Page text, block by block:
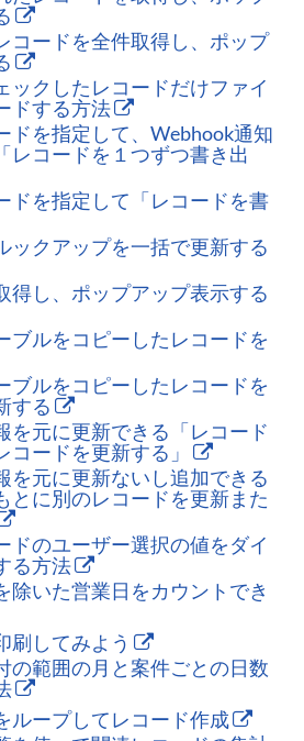
コードを全件取得し、ポップ
ックしたレコードだけファイ
ドする方法
ドを指定して、Webhook通知
レコードを１つずつ書き出
ドを指定して「レコードを書
ックアップを一括で更新する
得し、ポップアップ表示する
ブルをコピーしたレコードを
ブルをコピーしたレコードを
する
を元に更新できる「レコード
コードを更新する」
を元に更新ないし追加できる
とに別のレコードを更新また
ドのユーザー選択の値をダイ
る方法
除いた営業日をカウントでき
刷してみよう
の範囲の月と案件ごとの日数
ループしてレコード作成